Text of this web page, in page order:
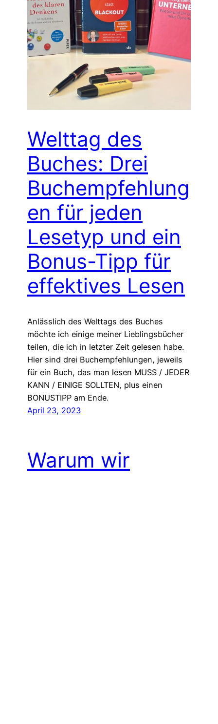
Welttag des
Buches: Drei
Buchempfehlung
en für jeden
Lesetyp und ein
Bonus-Tipp für
effektives Lesen
Anlässlich des Welttags des Buches
möchte ich einige meiner Lieblingsbücher
teilen, die ich in letzter Zeit gelesen habe.
Hier sind drei Buchempfehlungen, jeweils
für ein Buch, das man lesen MUSS / JEDER
KANN / EINIGE SOLLTEN, plus einen
BONUSTIPP am Ende.
April 23, 2023
Warum wir